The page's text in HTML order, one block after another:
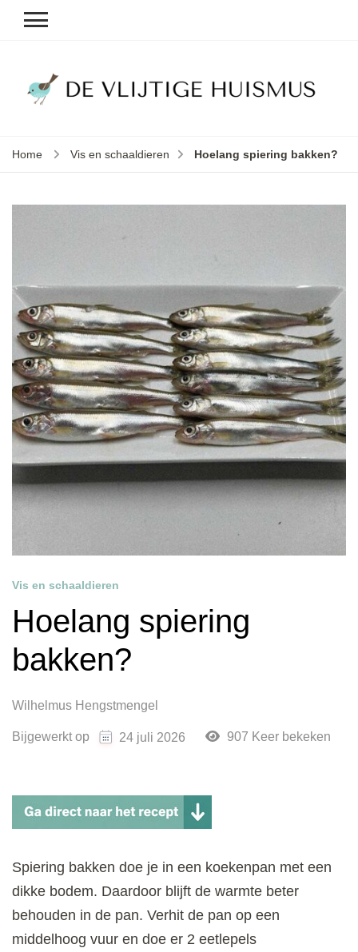
Home Vis en schaaldieren Hoelang spiering bakken?
Vis en schaaldieren
Hoelang spiering
bakken?
Wilhelmus Hengstmengel
Bijgewerkt op 24 juli 2026 907 Keer bekeken
Spiering bakken doe je in een koekenpan met een
dikke bodem. Daardoor blijft de warmte beter
behouden in de pan. Verhit de pan op een
middelhoog vuur en doe er 2 eetlepels